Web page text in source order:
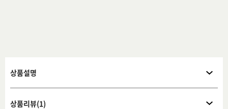
상품설명
상품리뷰(1)